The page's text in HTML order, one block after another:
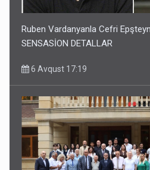
Ruben Vardanyanla Cefri
SENSASİON DETALLAR
6 Avqust 17:19